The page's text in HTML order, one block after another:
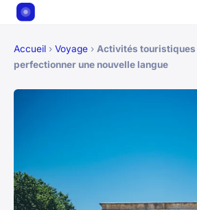
Accueil › Voyage › Activités touristiques
perfectionner une nouvelle langue